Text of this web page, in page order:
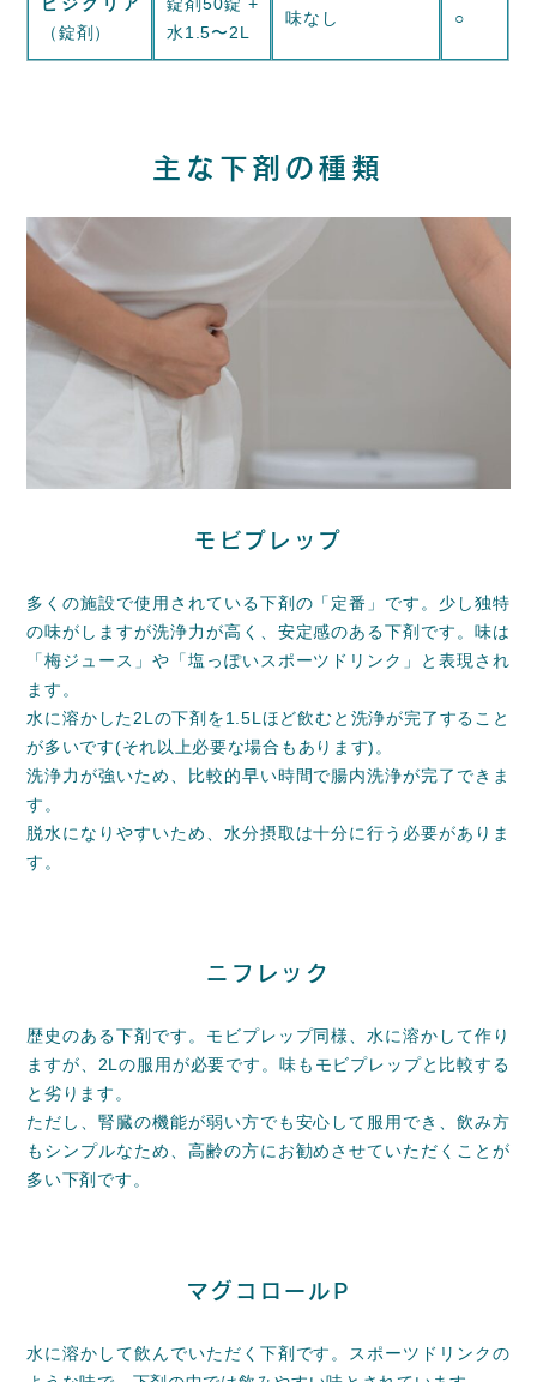
（錠剤）
水1.5〜2L
味なし ○
主な下剤の種類
モビプレップ
多くの施設で使用されている下剤の「定番」です。少し独特
の味がしますが洗浄力が高く、安定感のある下剤です。味は
「梅ジュース」や「塩っぽいスポーツドリンク」と表現され
ます。
水に溶かした2Lの下剤を1.5Lほど飲むと洗浄が完了すること
が多いです(それ以上必要な場合もあります)。
洗浄力が強いため、比較的早い時間で腸内洗浄が完了できま
す。
脱水になりやすいため、水分摂取は十分に行う必要がありま
す。
ニフレック
歴史のある下剤です。モビプレップ同様、水に溶かして作り
ますが、2Lの服用が必要です。味もモビプレップと比較する
と劣ります。
ただし、腎臓の機能が弱い方でも安心して服用でき、飲み方
もシンプルなため、高齢の方にお勧めさせていただくことが
多い下剤です。
マグコロールP
水に溶かして飲んでいただく下剤です。スポーツドリンクの